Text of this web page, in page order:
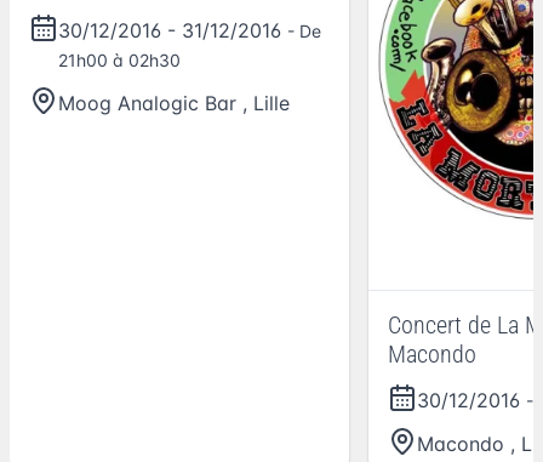
30/12/2016 - 31/12/2016 - De
21h00 à 02h30
Moog Analogic Bar , Lille
Concert de La
Macondo
30/12/2016 -
Macondo ,